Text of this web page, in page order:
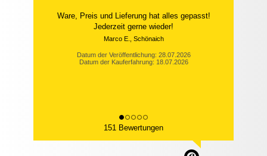
Ware, Preis und Lieferung hat alles gepasst!
Jederzeit gerne wieder!
Marco E., Schönaich
Datum der Veröffentlichung: 28.07.2026
Datum der Kauferfahrung: 18.07.2026
151 Bewertungen